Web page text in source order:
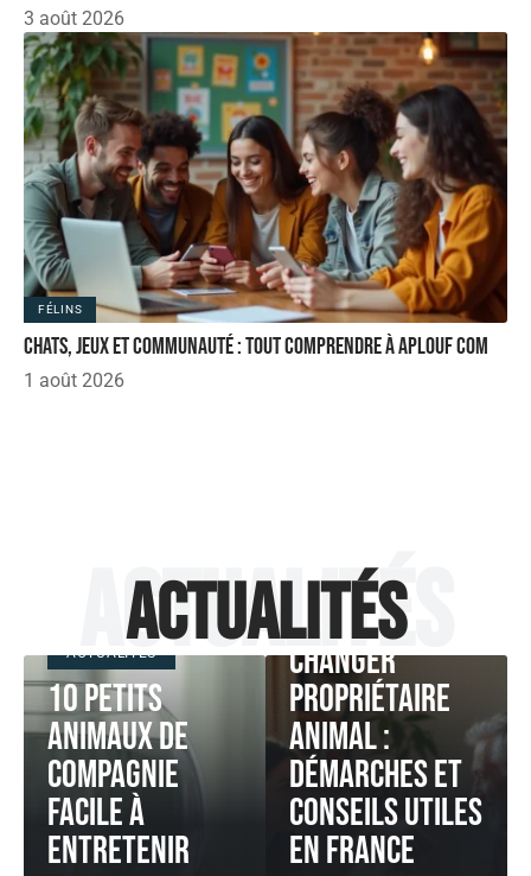
3 août 2026
FÉLINS
Chats, jeux et communauté : tout comprendre à aplouf com
1 août 2026
Actualités
Actualités
ACTUALITÉS
10 petits
animaux de
compagnie
facile à
entretenir
ACTUALITÉS
Changer
propriétaire
animal :
démarches et
conseils utiles
en France